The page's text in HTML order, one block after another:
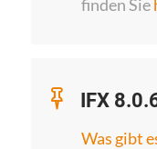
finden Sie
IFX
Was gibt